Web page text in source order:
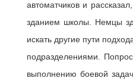
автоматчиков и
зданием школы. Немцы
искать другие пути
подразделениями.
выполнению боевой